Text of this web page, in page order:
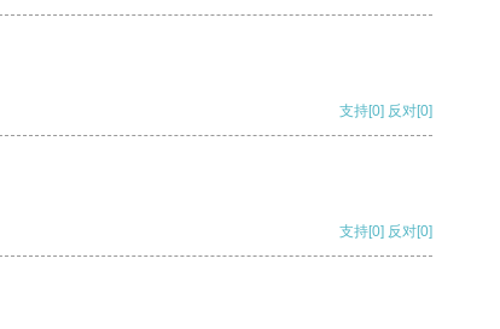
支持[0] 反对[0]
支持[0] 反对[0]